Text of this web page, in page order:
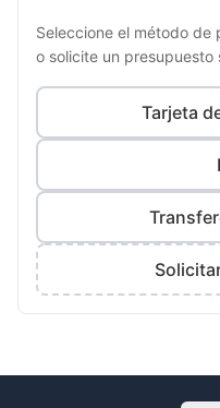
Seleccione el método
o solicite un presupuesto
Tarjeta